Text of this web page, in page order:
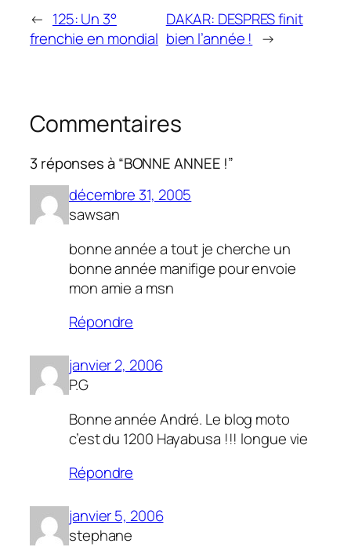
← 125: Un 3°
frenchie en mondial
DAKAR: DESPRES finit
bien l’année ! →
Commentaires
3 réponses à “BONNE ANNEE !”
décembre 31, 2005
sawsan
bonne année a tout je cherche un
bonne année manifige pour envoie
mon amie a msn
Répondre
janvier 2, 2006
P.G
Bonne année André. Le blog moto
c’est du 1200 Hayabusa !!! longue vie
Répondre
janvier 5, 2006
stephane